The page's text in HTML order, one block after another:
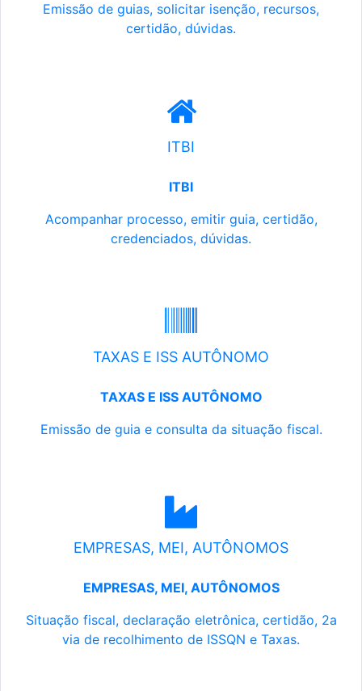
Emissão de guias, solicitar isenção, recursos,
certidão, dúvidas.
ITBI
ITBI
Acompanhar processo, emitir guia, certidão,
credenciados, dúvidas.
TAXAS E ISS AUTÔNOMO
TAXAS E ISS AUTÔNOMO
Emissão de guia e consulta da situação fiscal.
EMPRESAS, MEI, AUTÔNOMOS
EMPRESAS, MEI, AUTÔNOMOS
Situação fiscal, declaração eletrônica, certidão, 2a
via de recolhimento de ISSQN e Taxas.